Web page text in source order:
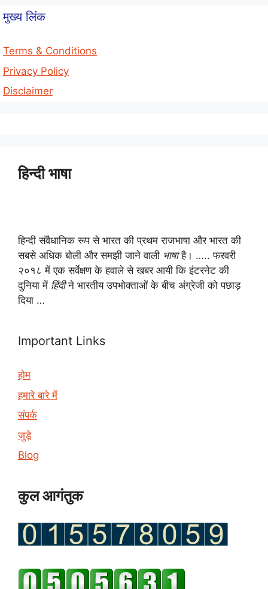
मुख्य लिंक
Terms & Conditions
Privacy Policy
Disclaimer
हिन्दी भाषा
हिन्दी संवैधानिक रूप से भारत की प्रथम राजभाषा और भारत की
सबसे अधिक बोली और समझी जाने वाली भाषाहै। ….. फरवरी
२०१८ में एक सर्वेक्षण के हवाले से खबर आयी कि इंटरनेट की
दुनिया में हिंदीने भारतीय उपभोक्ताओं के बीच अंग्रेजी को पछाड़
दिया …
Important Links
होम
हमारे बारे में
संपर्क
जुड़े
Blog
कुल आगंतुक